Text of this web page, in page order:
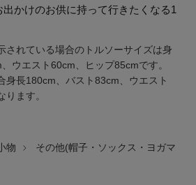
ッセンシャル】
ドが交差する16の名品
かけのお供に持って行きたくなる1
されている場合のトルソーサイズは身
ウエスト60cm、ヒップ85cmです。
身長180cm、バスト83cm、ウエスト
ます。
物
その他(帽子・ソックス・ヨガマ